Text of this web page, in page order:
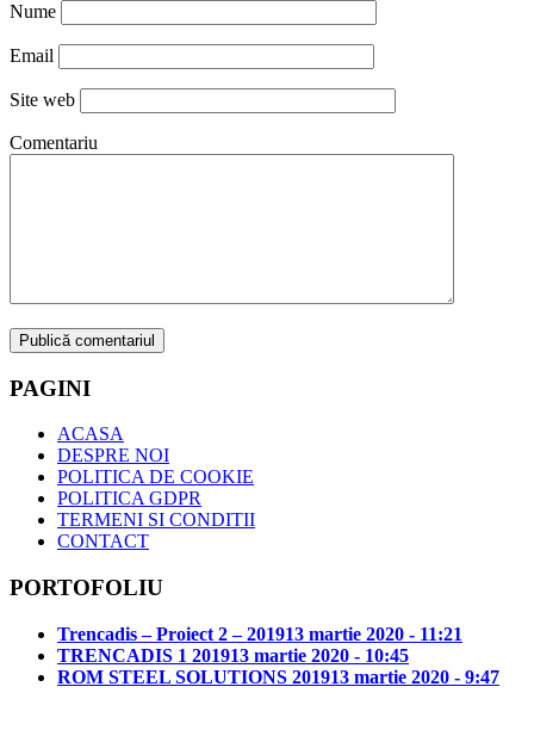
Nume
Email
Site web
Comentariu
PAGINI
ACASA
DESPRE NOI
POLITICA DE COOKIE
POLITICA GDPR
TERMENI SI CONDITII
CONTACT
PORTOFOLIU
Trencadis – Proiect 2 – 201913 martie 2020 - 11:21
TRENCADIS 1 201913 martie 2020 - 10:45
ROM STEEL SOLUTIONS 201913 martie 2020 - 9:47